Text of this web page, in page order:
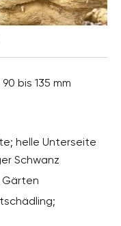
bis 135 mm
helle Unterseite
Schwanz
Gärten